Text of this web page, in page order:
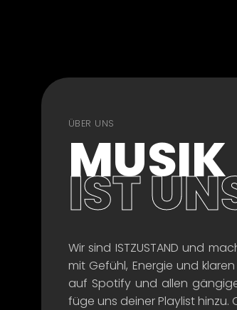
ÜBER UNS
MUSIK
IST
Wir sind ISTZUSTAND und
mit Gefühl, Energie und
auf Spotify und allen
füge uns deiner Playlist hinzu.